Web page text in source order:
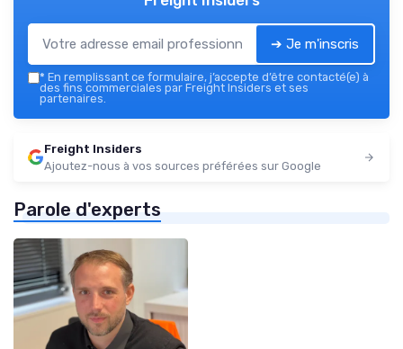
➔ Je m'inscris
* En remplissant ce formulaire, j’accepte d’être contacté(e) à
des fins commerciales par Freight Insiders et ses
partenaires.
Freight Insiders
Ajoutez-nous à vos sources préférées sur Google
Parole d'experts